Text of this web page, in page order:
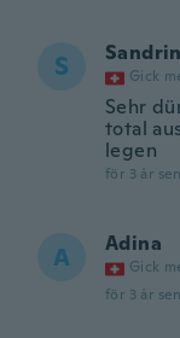
S Gick
Sehr
total
legen
för 3 år sen
A Adina
Gick
för 3 år sen